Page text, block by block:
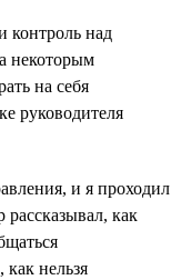
контроль над
некоторым
на себя
руководителя
и я проходил
рассказывал, как
нельзя